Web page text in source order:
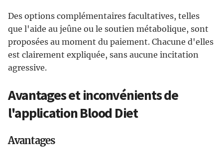
Des options complémentaires facultatives, telles
que l'aide au jeûne ou le soutien métabolique, sont
proposées au moment du paiement. Chacune d'elles
est clairement expliquée, sans aucune incitation
agressive.
Avantages et inconvénients de
l'application Blood Diet
Avantages